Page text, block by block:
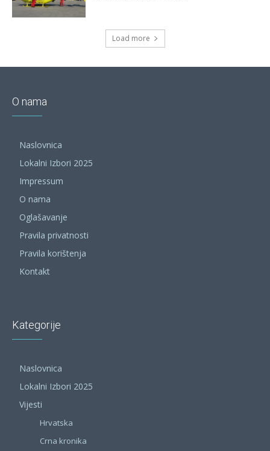
Load more
O nama
Naslovnica
Lokalni Izbori 2025
Impressum
O nama
Oglašavanje
Pravila privatnosti
Pravila korištenja
Kontakt
Kategorije
Naslovnica
Lokalni Izbori 2025
Vijesti
Hrvatska
Crna kronika